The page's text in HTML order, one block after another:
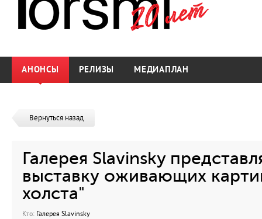
АНОНСЫ РЕЛИЗЫ МЕДИАПЛАН
Вернуться назад
Галерея Slavinsky
выставку оживающих
холста"
Кто: Галерея Slavinsky